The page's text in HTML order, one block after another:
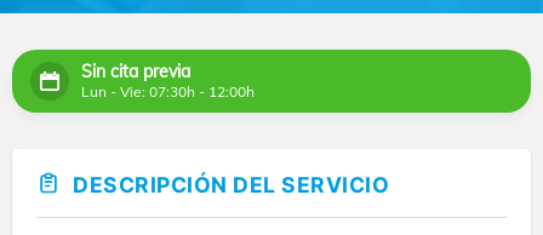
Sin cita previa
Lun - Vie: 07:30h - 12:00h
DESCRIPCIÓN DEL SERVICIO